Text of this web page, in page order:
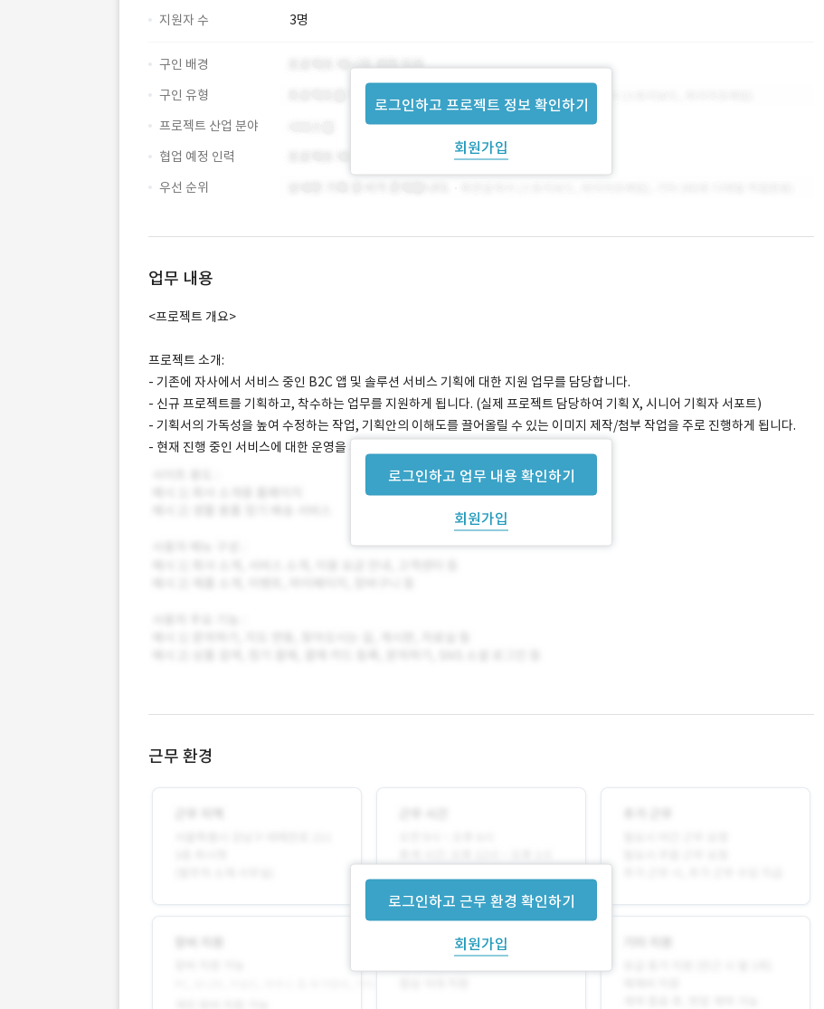
지원자 수
3명
로그인하고 프로젝트 정보 확인하기
회원가입
구인 배경
구인 유형
프로젝트 산업 분야
협업 예정 인력
우선 순위
업무 내용
로그인하고 업무 내용 확인하기
회원가입
<프로젝트 개요>
프로젝트 소개:
- 기존에 자사에서 서비스 중인 B2C 앱 및 솔루션 서비스 기획에 대한 지원 업무를 담당합니다.
- 신규 프로젝트를 기획하고, 착수하는 업무를 지원하게 됩니다. (실제 프로젝트 담당하여 기획 X, 시니어 기획자 서포트)
- 기획서의 가독성을 높여 수정하는 작업, 기획안의 이해도를 끌어올릴 수 있는 이미지 제작/첨부 작업을 주로 진행하게 됩니다.
- 현재 진행 중인 서비스에 대한 운영을 지원합니다. (운영 전담 X, 시니어 기획자 서포트)
근무 환경
로그인하고 근무 환경 확인하기
회원가입